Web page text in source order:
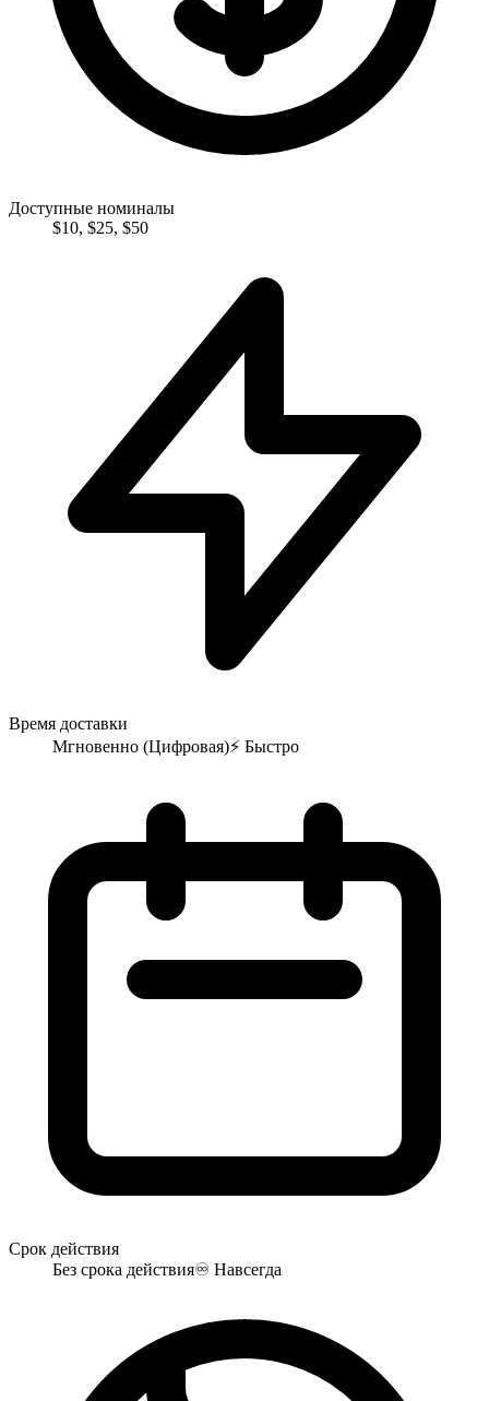
Доступные номиналы
$10, $25, $50
Время доставки
Мгновенно (Цифровая)⚡ Быстро
Срок действия
Без срока действия♾️ Навсегда